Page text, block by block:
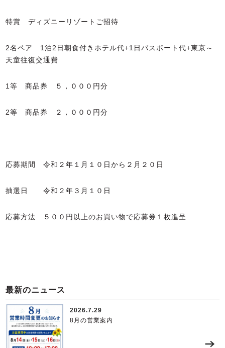
特賞 ディズニーリゾートご招待
2名ペア 1泊2日朝食付きホテル代+1日パスポート代+東京～
天童往復交通費
1等 商品券 ５，０００円分
2等 商品券 ２，０００円分
応募期間 令和２年１月１０日から２月２０日
抽選日 令和２年３月１０日
応募方法 ５００円以上のお買い物で応募券１枚進呈
最新のニュース
2026.7.29
8月の営業案内